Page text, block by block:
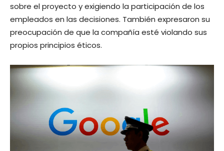
sobre el proyecto y exigiendo la participación de los
empleados en las decisiones. También expresaron su
preocupación de que la compañía esté violando sus
propios principios éticos.